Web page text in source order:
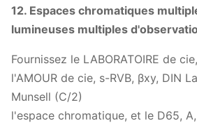
12. Espaces chromatiques
lumineuses multiples
Fournissez le LABORATOIRE de
l'AMOUR de cie, s-RVB, βxy, DIN
Munsell (C/2)
l'espace chromatique, et le D65,